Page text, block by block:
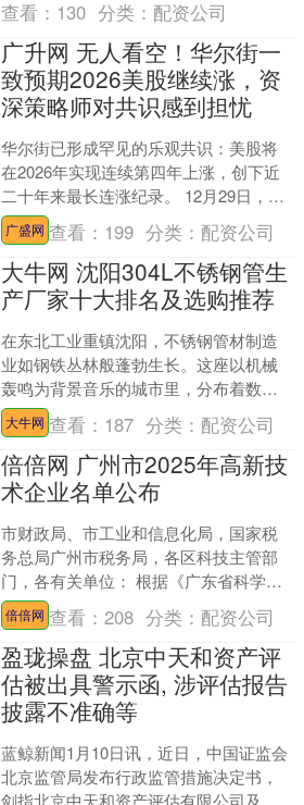
查看： 130 分类： 配资公司
广升网 无人看空！华尔街一
致预期2026美股继续涨，资
深策略师对共识感到担忧
华尔街已形成罕见的乐观共识：美股将
在2026年实现连续第四年上涨，创下近
二十年来最长连涨纪录。 12月29日，据
彭博报道，在标普500指数自2022年10月
低点....
广盛网 查看： 199 分类： 配资公司
大牛网 沈阳304L不锈钢管生
产厂家十大排名及选购推荐
在东北工业重镇沈阳，不锈钢管材制造
业如钢铁丛林般蓬勃生长。这座以机械
轰鸣为背景音乐的城市里，分布着数十
家规模各异的304L不锈钢管生产企业，
它们如同精密齿轮般支....
大牛网 查看： 187 分类： 配资公司
倍倍网 广州市2025年高新技
术企业名单公布
市财政局、市工业和信息化局，国家税
务总局广州市税务局，各区科技主管部
门，各有关单位： 根据《广东省科学技
术厅 广东省财政厅 国家税务总局广东省
税务局关于公布广东....
倍倍网 查看：208 分类： 配资公司
盈珑操盘 北京中天和资产评
估被出具警示函, 涉评估报告
披露不准确等
蓝鲸新闻1月10日讯，近日，中国证监会
北京监管局发布行政监管措施决定书，